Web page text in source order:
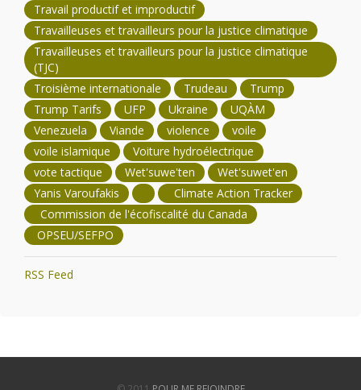
Travail productif et improductif
Travailleuses et travailleurs pour la justice climatique
Travailleuses et travailleurs pour la justice climatique
(TJC)
Troisième internationale
Trudeau
Trump
Trump Tarifs
UFP Ukraine
UQÀM
Venezuela
Viande violence
voile
voile islamique
Voiture hydroélectrique
vote tactique
Wet'suwe'ten
Wet'suwet'en
Yanis Varoufakis
Climate Action Tracker
Commission de l'écofiscalité du Canada
OPSEU/SEFPO
RSS Feed